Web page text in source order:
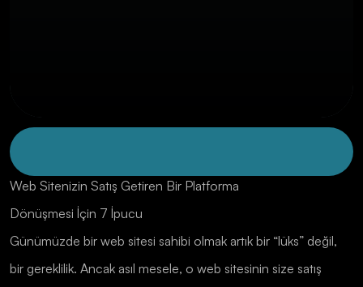
Web Sitenizin Satış Getiren Bir Platforma
Dönüşmesi İçin 7 İpucu
Günümüzde bir web sitesi sahibi olmak artık bir “lüks” değil,
bir gereklilik. Ancak asıl mesele, o web sitesinin size satış